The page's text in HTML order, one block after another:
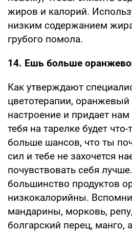
жиров и калорий.
низким содержанием
грубого помола.
14. Ешь больше
Как утверждают
цветотерапии,
настроение и придает
тебя на тарелке будет
больше шансов, что ты
сил и тебе не захочется
почувствовать себя
большинство продуктов
низкокалорийны.
мандарины, морковь,
болгарский перец, манго,